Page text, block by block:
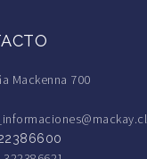
Mackenna 700